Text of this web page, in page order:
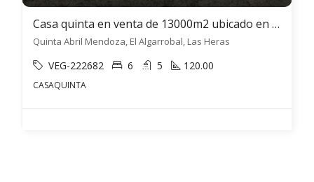
Casa quinta en venta de 13000m2 ubicado en El Algarrobal
Quinta Abril Mendoza, El Algarrobal, Las Heras
VEG-222682 6 5 120.00
CASAQUINTA